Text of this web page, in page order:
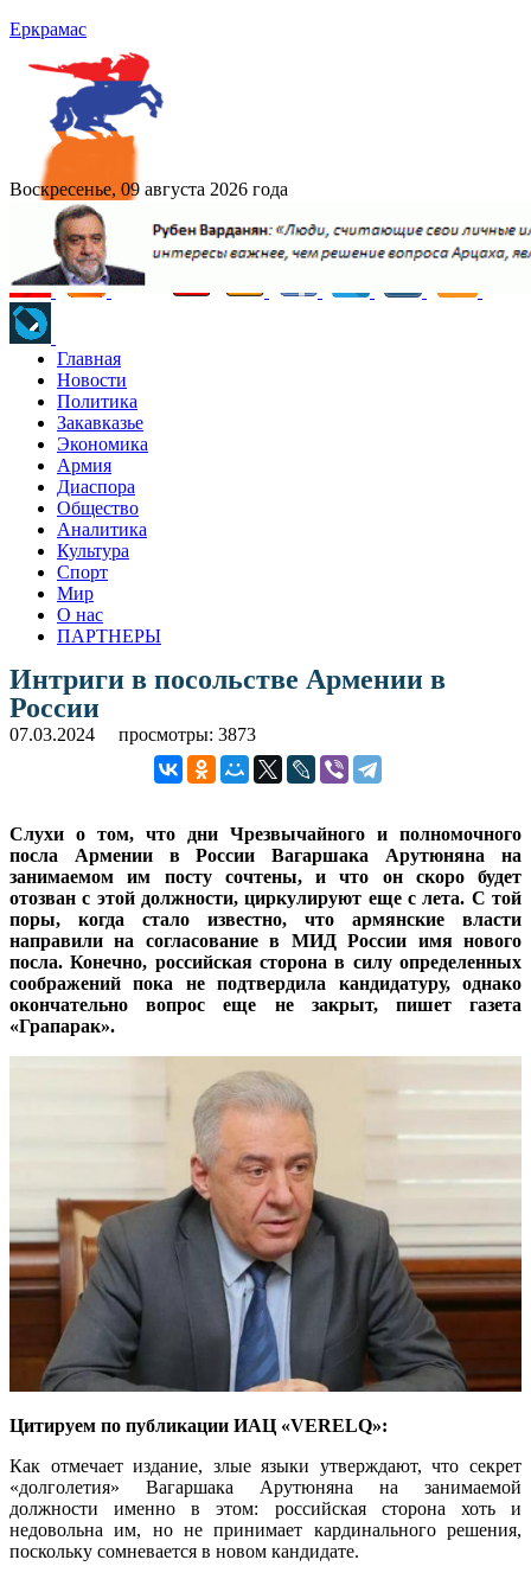
Еркрамас
Воскресенье, 09 августа 2026 года
Главная
Новости
Политика
Закавказье
Экономика
Армия
Диаспора
Общество
Аналитика
Культура
Спорт
Мир
О нас
ПАРТНЕРЫ
Интриги в посольстве Армении в
России
07.03.2024 просмотры: 3873
Слухи о том, что дни Чрезвычайного и полномочного
посла Армении в России Вагаршака Арутюняна на
занимаемом им посту сочтены, и что он скоро будет
отозван с этой должности, циркулируют еще с лета. С той
поры, когда стало известно, что армянские власти
направили на согласование в МИД России имя нового
посла. Конечно, российская сторона в силу определенных
соображений пока не подтвердила кандидатуру, однако
окончательно вопрос еще не закрыт, пишет газета
«Грапарак».
Цитируем по публикации ИАЦ «VERELQ»:
Как отмечает издание, злые языки утверждают, что секрет
«долголетия» Вагаршака Арутюняна на занимаемой
должности именно в этом: российская сторона хоть и
недовольна им, но не принимает кардинального решения,
поскольку сомневается в новом кандидате.